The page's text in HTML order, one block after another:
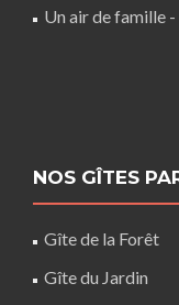
Un air de famille
NOS GÎTES
Gîte de la Forêt
Gîte du Jardin